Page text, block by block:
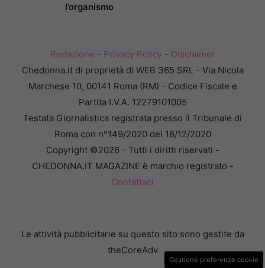
l’organismo
Redazione - Privacy Policy- Disclaimer
Chedonna.it di proprietà di WEB 365 SRL - Via Nicola
Marchese 10, 00141 Roma (RM) - Codice Fiscale e
Partita I.V.A. 12279101005
Testata Giornalistica registrata presso il Tribunale di
Roma con n°149/2020 del 16/12/2020
Copyright ©2026 - Tutti i diritti riservati -
CHEDONNA.IT MAGAZINE è marchio registrato -
Contattaci
Le attività pubblicitarie su questo sito sono gestite da
theCoreAdv
Gestione preferenze cookie